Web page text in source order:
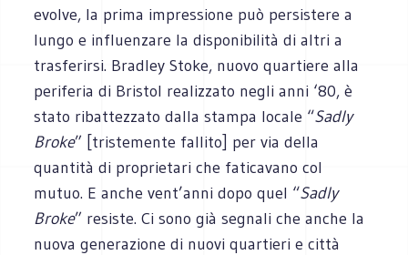
evolve, la prima impressione può persistere a
lungo e influenzare la disponibilità di altri a
trasferirsi. Bradley Stoke, nuovo quartiere alla
periferia di Bristol realizzato negli anni ‘80, è
stato ribattezzato dalla stampa locale “Sadly
Broke” [tristemente fallito] per via della
quantità di proprietari che faticavano col
mutuo. E anche vent’anni dopo quel “Sadly
Broke” resiste. Ci sono già segnali che anche la
nuova generazione di nuovi quartieri e città